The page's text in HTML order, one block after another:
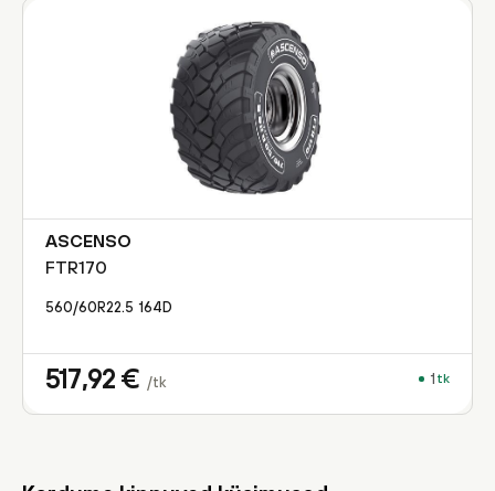
ASCENSO
FTR170
560/60R22.5 164 D
517,92 € /tk 1 tk